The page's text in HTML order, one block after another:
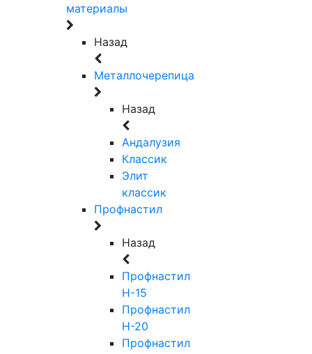
материалы
Назад
Металлочерепица
Назад
Андалузия
Классик
Элит
классик
Профнастил
Назад
Профнастил
Н-15
Профнастил
Н-20
Профнастил